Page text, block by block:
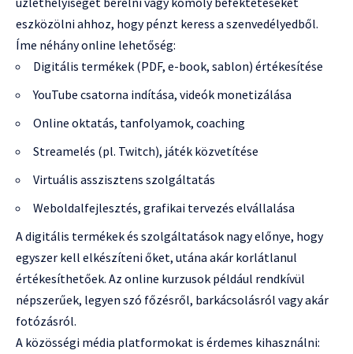
eszközölni ahhoz, hogy pénzt keress a szenvedélyedből.
Íme néhány online lehetőség:
Digitális termékek (PDF, e-book, sablon) értékesítése
YouTube csatorna indítása, videók monetizálása
Online oktatás, tanfolyamok, coaching
Streamelés (pl. Twitch), játék közvetítése
Virtuális asszisztens szolgáltatás
Weboldalfejlesztés, grafikai tervezés elvállalása
A digitális termékek és szolgáltatások nagy előnye, hogy
egyszer kell elkészíteni őket, utána akár korlátlanul
értékesíthetőek. Az online kurzusok például rendkívül
népszerűek, legyen szó főzésről, barkácsolásról vagy akár
fotózásról.
A közösségi média platformokat is érdemes kihasználni: